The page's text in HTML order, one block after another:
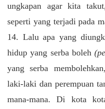
ungkapan agar kita
seperti yang terjadi pada
14. Lalu apa yang
hidup yang serba boleh
yang serba
laki-laki dan perempuan
mana-mana. Di kota